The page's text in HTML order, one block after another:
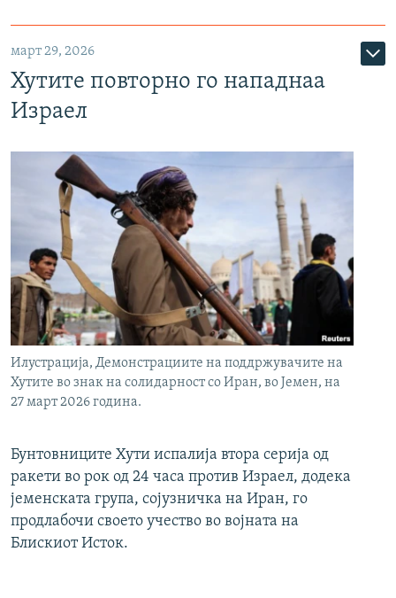
март 29, 2026
Хутите повторно го нападнаа
Израел
Илустрација, Демонстрациите на поддржувачите на
Хутите во знак на солидарност со Иран, во Јемен, на
27 март 2026 година.
Бунтовниците Хути испалија втора серија од
ракети во рок од 24 часа против Израел, додека
јеменската група, сојузничка на Иран, го
продлабочи своето учество во војната на
Блискиот Исток.